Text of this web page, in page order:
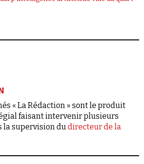
« La Rédaction » sont le produit
faisant intervenir plusieurs
la supervision dudirecteur de la